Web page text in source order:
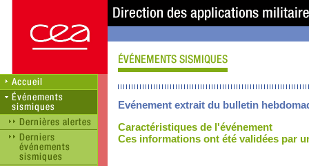
Evénement extrait du bulletin
Caractéristiques de l'événement
Ces informations ont été validées par